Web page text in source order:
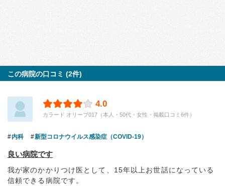
この病院の口コミ (2件)
4.0
カラード オリーブ017（本人・50代・女性・掲載口コミ6件）
内科 新型コロナウイルス感染症（COVID-19）
良い病院です
我が家のかかりつけ医として、15年以上お世話になっている
信頼できる病院です。